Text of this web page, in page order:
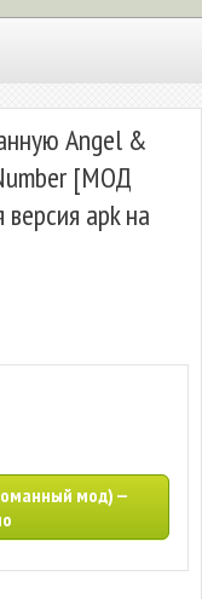
Angel &
[МОД
apk на
мод) —